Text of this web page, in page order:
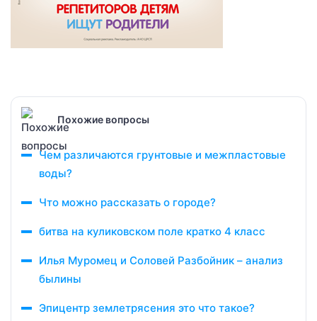
Похожие вопросы
Чем различаются грунтовые и межпластовые
воды?
Что можно рассказать о городе?
битва на куликовском поле кратко 4 класс
Илья Муромец и Соловей Разбойник – анализ
былины
Эпицентр землетрясения это что такое?